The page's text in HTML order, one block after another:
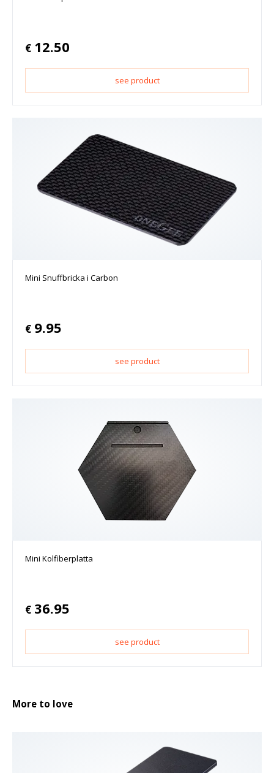
€ 12.50
see product
Mini Snuffbricka i Carbon
€ 9.95
see product
Mini Kolfiberplatta
€ 36.95
see product
More to love